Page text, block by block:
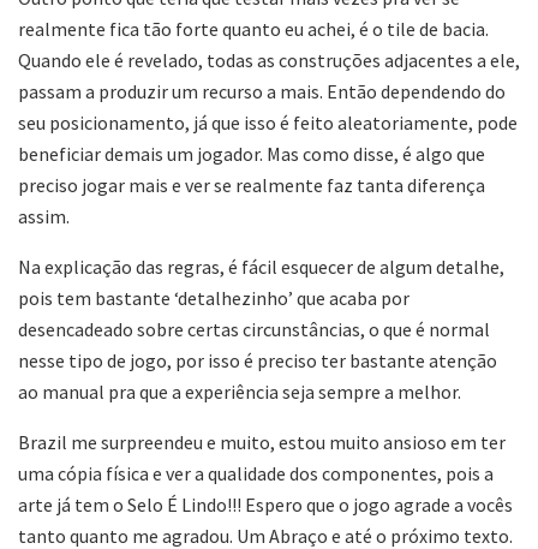
realmente fica tão forte quanto eu achei, é o tile de bacia.
Quando ele é revelado, todas as construções adjacentes a ele,
passam a produzir um recurso a mais. Então dependendo do
seu posicionamento, já que isso é feito aleatoriamente, pode
beneficiar demais um jogador. Mas como disse, é algo que
preciso jogar mais e ver se realmente faz tanta diferença
assim.
Na explicação das regras, é fácil esquecer de algum detalhe,
pois tem bastante ‘detalhezinho’ que acaba por
desencadeado sobre certas circunstâncias, o que é normal
nesse tipo de jogo, por isso é preciso ter bastante atenção
ao manual pra que a experiência seja sempre a melhor.
Brazil me surpreendeu e muito, estou muito ansioso em ter
uma cópia física e ver a qualidade dos componentes, pois a
arte já tem o Selo É Lindo!!! Espero que o jogo agrade a vocês
tanto quanto me agradou. Um Abraço e até o próximo texto.